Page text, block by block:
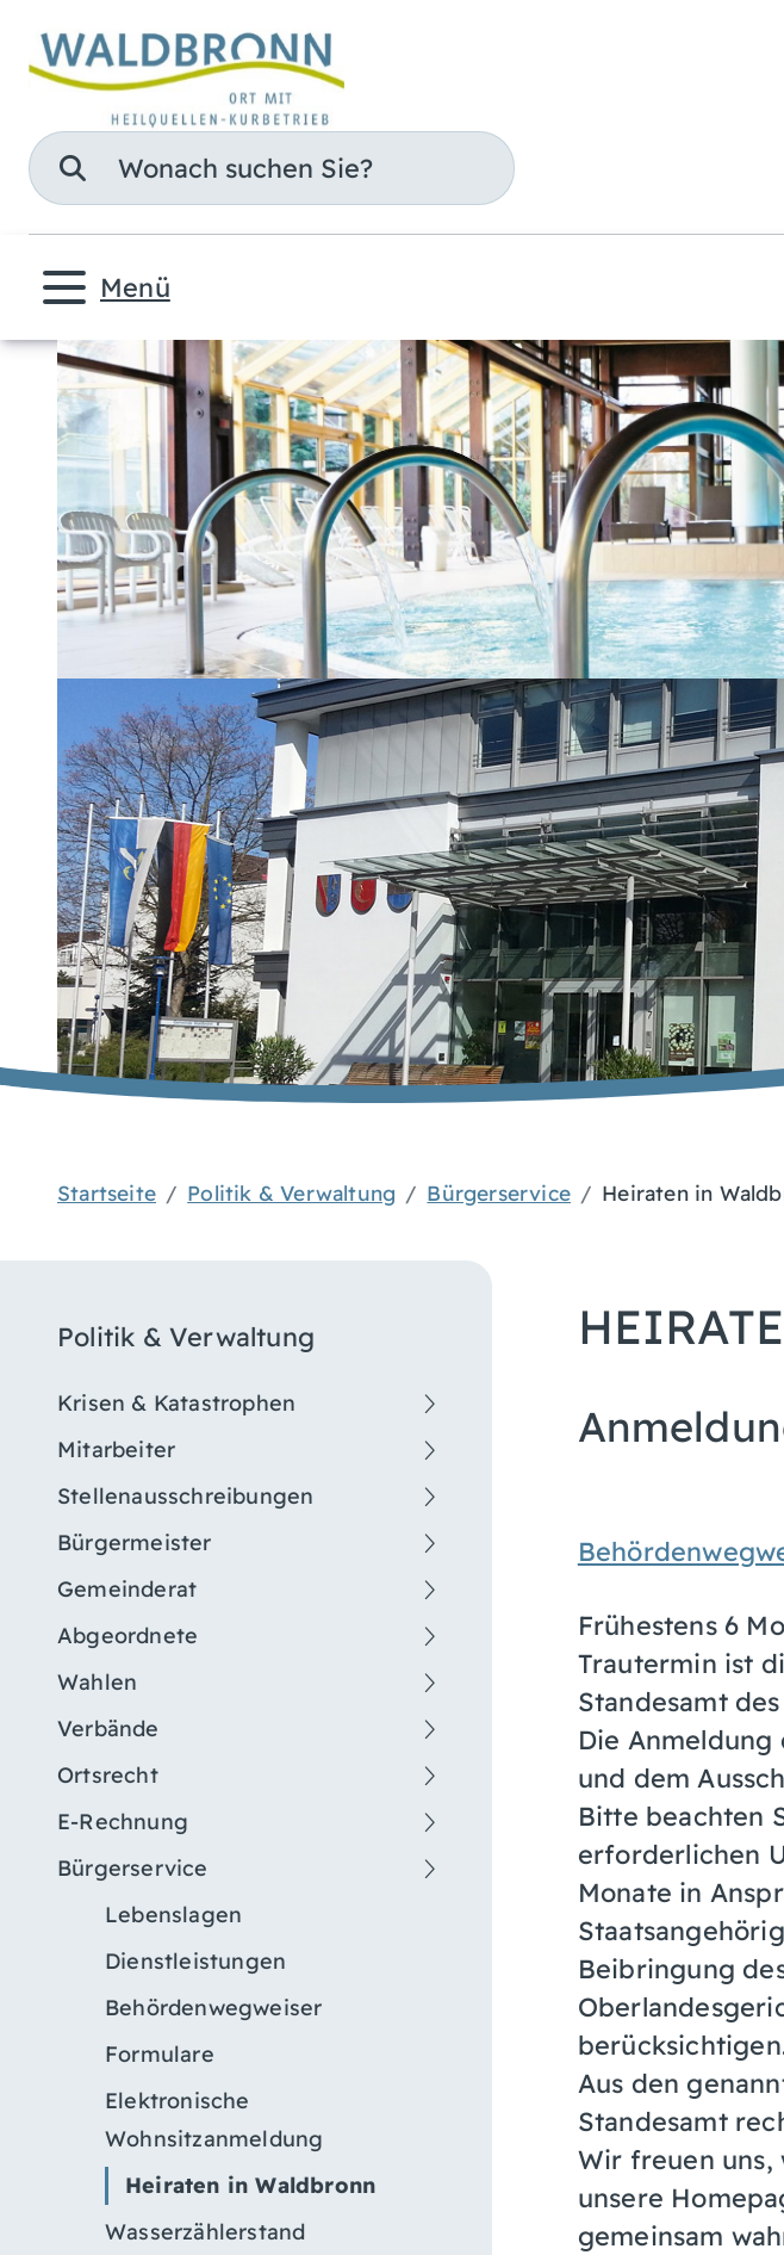
Suche
Menü
Startseite Politik & Verwaltung Bürgerservice Heiraten in
Politik & Verwaltung
Krisen & Katastrophen
Mitarbeiter
Stellenausschreibungen
Bürgermeister
Gemeinderat
Abgeordnete
Wahlen
Verbände
Ortsrecht
E-Rechnung
Bürgerservice
Lebenslagen
Dienstleistungen
Behördenwegweiser
Formulare
Elektronische
Wohnsitzanmeldung
Heiraten in Waldbronn
Wasserzählerstand
Frühestens 6
Trautermin ist
Standesamt
Die
und dem
Bitte beachten
erforderlichen
Monate in
Beibringung
Aus den
Standesamt
Wir freuen uns,
unsere
gemeinsam